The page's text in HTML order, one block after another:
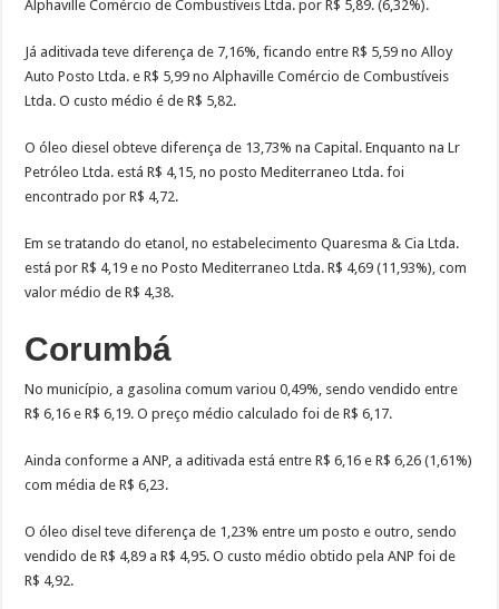
Alphaville Comércio de Combustíveis Ltda. por R$ 5,89. (6,32%).
Já aditivada teve diferença de 7,16%, ficando entre R$ 5,59 no Alloy
Auto Posto Ltda. e R$ 5,99 no Alphaville Comércio de Combustíveis
Ltda. O custo médio é de R$ 5,82.
O óleo diesel obteve diferença de 13,73% na Capital. Enquanto na Lr
Petróleo Ltda. está R$ 4,15, no posto Mediterraneo Ltda. foi
encontrado por R$ 4,72.
Em se tratando do etanol, no estabelecimento Quaresma & Cia Ltda.
está por R$ 4,19 e no Posto Mediterraneo Ltda. R$ 4,69 (11,93%), com
valor médio de R$ 4,38.
Corumbá
No município, a gasolina comum variou 0,49%, sendo vendido entre
R$ 6,16 e R$ 6,19. O preço médio calculado foi de R$ 6,17.
Ainda conforme a ANP, a aditivada está entre R$ 6,16 e R$ 6,26 (1,61%)
com média de R$ 6,23.
O óleo disel teve diferença de 1,23% entre um posto e outro, sendo
vendido de R$ 4,89 a R$ 4,95. O custo médio obtido pela ANP foi de
R$ 4,92.